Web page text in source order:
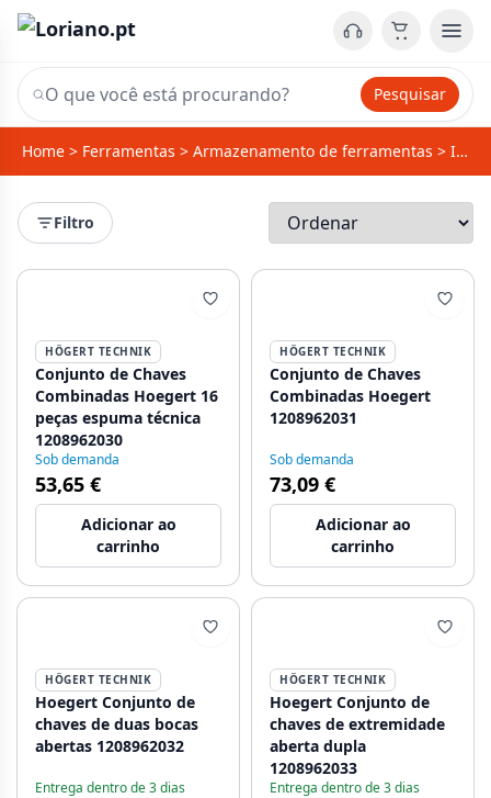
Pesquisar
Home > Ferramentas > Armazenamento de ferramentas > Inlays de ferramentas
Filtro
HÖGERT TECHNIK
Conjunto de Chaves
Combinadas Hoegert 16
peças espuma técnica
1208962030
Sob demanda
53,65 €
Adicionar ao
carrinho
HÖGERT TECHNIK
Conjunto de Chaves
Combinadas Hoegert
1208962031
Sob demanda
73,09 €
Adicionar ao
carrinho
HÖGERT TECHNIK
Hoegert Conjunto de
chaves de duas bocas
abertas 1208962032
Entrega dentro de 3 dias
HÖGERT TECHNIK
Hoegert Conjunto de
chaves de extremidade
aberta dupla
1208962033
Entrega dentro de 3 dias